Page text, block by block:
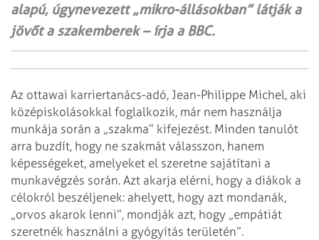
alapú, úgynevezett „mikro-állásokban” látják a
jövőt a szakemberek – írja a BBC.
Az ottawai karriertanács-adó, Jean-Philippe Michel, aki
középiskolásokkal foglalkozik, már nem használja
munkája során a „szakma” kifejezést. Minden tanulót
arra buzdít, hogy ne szakmát válasszon, hanem
képességeket, amelyeket el szeretne sajátítani a
munkavégzés során. Azt akarja elérni, hogy a diákok a
célokról beszéljenek: ahelyett, hogy azt mondanák,
„orvos akarok lenni”, mondják azt, hogy „empátiát
szeretnék használni a gyógyítás területén”.